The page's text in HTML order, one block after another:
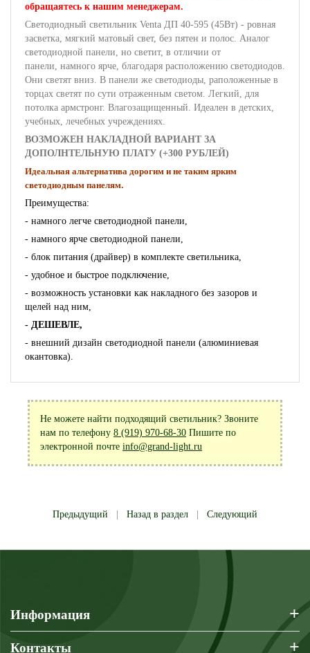
обращаятесь к нашим менеджерам.
Светодиодный светильник Venta ДП 40-595 (45Вт) - ровная
засветка, мягкий матовый свет, без пятен и полос. Аналог
светодиодной панели, но светит, в отличии от
панели, намного ярче, благодаря расположению светодиодов.
Они светят вниз. В панели же светодиоды, раположенные в
торцах светят по сути отраженным светом. Легкий, для
потолка армстронг. Влагозащищенный. Идеален в детских,
учебных, лечебных учреждениях.
ВОЗМОЖЕН НАКЛАДНОЙ ВАРИАНТ ЗА
ДОПОЛНТЕЛЬНУЮ ПЛАТУ (+300 РУБЛЕЙ)
Идеальная альтернатива дорогим и не таким ярким
светодиодным панелям.
Преимущества:
- намного легче светодиодной панели,
- намного ярче светодиодной панели,
- блок питания (драйвер) в комплекте светильника,
- удобное и быстрое подключение,
- возможность установки как накладного без зазоров и
щелей над ним,
- ДЕШЕВЛЕ,
- внешний дизайн светодиодной панели (алюминиевая
окантовка).
Не можете найти подходящий светильник? Звоните
нам по телефону 8 (919) 970-68-30 Пишите по
электронной почте info@grand-light.ru
Предыдущий Назад в раздел Следующий
Информация +
Контакты +